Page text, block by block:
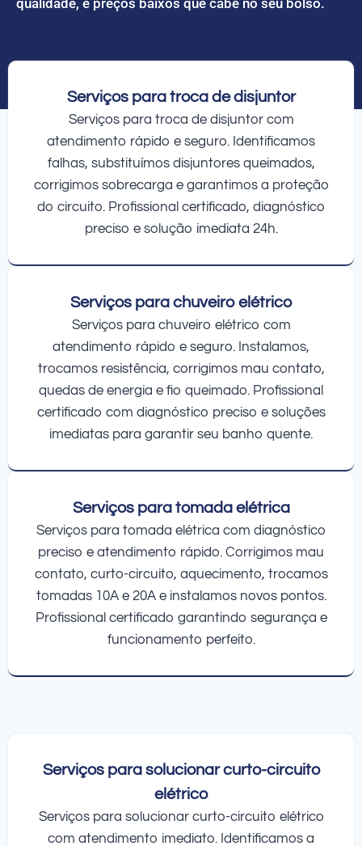
Serviços para troca de disjuntor
Serviços para troca de disjuntor com
atendimento rápido e seguro. Identificamos
falhas, substituímos disjuntores queimados,
corrigimos sobrecarga e garantimos a proteção
do circuito. Profissional certificado, diagnóstico
preciso e solução imediata 24h.
Serviços para chuveiro elétrico
Serviços para chuveiro elétrico com
atendimento rápido e seguro. Instalamos,
trocamos resistência, corrigimos mau contato,
quedas de energia e fio queimado. Profissional
certificado com diagnóstico preciso e soluções
imediatas para garantir seu banho quente.
Serviços para tomada elétrica
Serviços para tomada elétrica com diagnóstico
preciso e atendimento rápido. Corrigimos mau
contato, curto-circuito, aquecimento, trocamos
tomadas 10A e 20A e instalamos novos pontos.
Profissional certificado garantindo segurança e
funcionamento perfeito.
Serviços para solucionar curto-circuito
elétrico
Serviços para solucionar curto-circuito elétrico
com atendimento imediato. Identificamos a